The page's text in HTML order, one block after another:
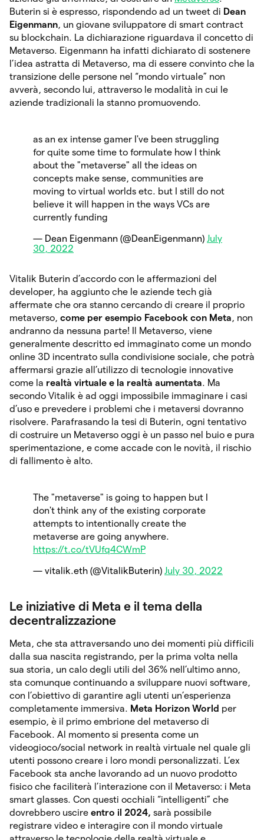
Buterin si è espresso, rispondendo ad un tweet di Dean
Eigenmann, un giovane sviluppatore di smart contract
su blockchain. La dichiarazione riguardava il concetto di
Metaverso. Eigenmann ha infatti dichiarato di sostenere
l’idea astratta di Metaverso, ma di essere convinto che la
transizione delle persone nel “mondo virtuale” non
avverà, secondo lui, attraverso le modalità in cui le
aziende tradizionali la stanno promuovendo.
as an ex intense gamer I've been struggling
for quite some time to formulate how I think
about the "metaverse" all the ideas on
concepts make sense, communities are
moving to virtual worlds etc. but I still do not
believe it will happen in the ways VCs are
currently funding
— Dean Eigenmann (@DeanEigenmann) July
30, 2022
Vitalik Buterin d’accordo con le affermazioni del
developer, ha aggiunto che le aziende tech già
affermate che ora stanno cercando di creare il proprio
metaverso, come per esempio Facebook con Meta, non
andranno da nessuna parte! Il Metaverso, viene
generalmente descritto ed immaginato come un mondo
online 3D incentrato sulla condivisione sociale, che potrà
affermarsi grazie all’utilizzo di tecnologie innovative
come la realtà virtuale e la realtà aumentata. Ma
secondo Vitalik è ad oggi impossibile immaginare i casi
d’uso e prevedere i problemi che i metaversi dovranno
risolvere. Parafrasando la tesi di Buterin, ogni tentativo
di costruire un Metaverso oggi è un passo nel buio e pura
sperimentazione, e come accade con le novità, il rischio
di fallimento è alto.
The "metaverse" is going to happen but I
don't think any of the existing corporate
attempts to intentionally create the
metaverse are going anywhere.
https://t.co/tVUfq4CWmP
— vitalik.eth (@VitalikButerin) July 30, 2022
Le iniziative di Meta e il tema della
decentralizzazione
Meta, che sta attraversando uno dei momenti più difficili
dalla sua nascita registrando, per la prima volta nella
sua storia, un calo degli utili del 36% nell’ultimo anno,
sta comunque continuando a sviluppare nuovi software,
con l’obiettivo di garantire agli utenti un’esperienza
completamente immersiva. Meta Horizon World per
esempio, è il primo embrione del metaverso di
Facebook. Al momento si presenta come un
videogioco/social network in realtà virtuale nel quale gli
utenti possono creare i loro mondi personalizzati. L’ex
Facebook sta anche lavorando ad un nuovo prodotto
fisico che faciliterà l’interazione con il Metaverso: i Meta
smart glasses. Con questi occhiali “intelligenti” che
dovrebbero uscire entro il 2024, sarà possibile
registrare video e interagire con il mondo virtuale